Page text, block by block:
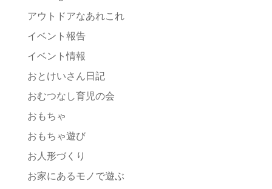
アウトドアなあれこれ
イベント報告
イベント情報
おとけいさん日記
おむつなし育児の会
おもちゃ
おもちゃ遊び
お人形づくり
お家にあるモノで遊ぶ